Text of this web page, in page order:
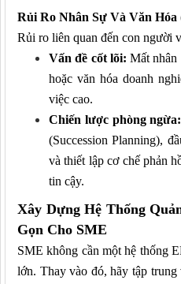
Rủi Ro Nhân Sự Và Văn Hóa
Rủi ro liên quan đến con người
Vấn đề cốt lõi: Mất nhân
hoặc văn hóa doanh
việc cao.
Chiến lược phòng ngừa:
(Succession Planning),
và thiết lập cơ chế phản
tin cậy.
Xây Dựng Hệ Thống
Gọn Cho SME
SME không cần một hệ thống
lớn. Thay vào đó, hãy tập